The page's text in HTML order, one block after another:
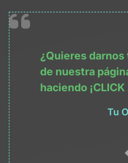
¿Quieres
de nuestra
haciendo
Tu